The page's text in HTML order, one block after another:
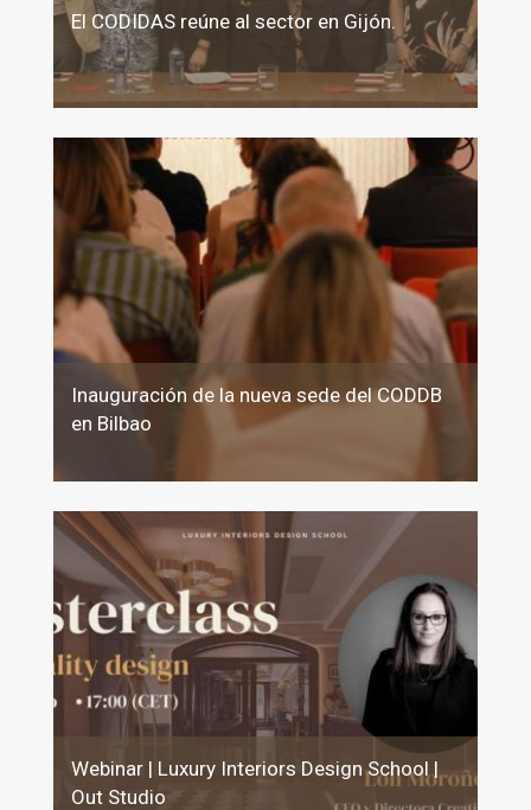
El CODIDAS reúne al sector en Gijón.
Inauguración de la nueva sede del CODDB
en Bilbao
Webinar | Luxury Interiors Design School |
Out Studio